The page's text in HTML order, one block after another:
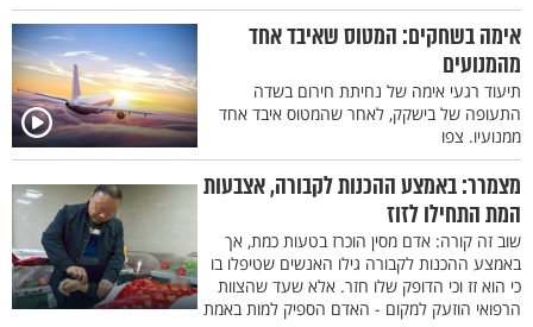
אימה בשחקים: המטוס שאיבד אחד
מהמנועים
תיעוד רגעי אימה של נחיתת חירום בשדה
התעופה של בישקק, לאחר שהמטוס איבד אחד
ממנועיו. צפו
מצמרר: באמצע ההכנות לקבורה, אצבעות
המת התחילו לזוז
שוב זה קורה: אדם מסין הוכרז בטעות כמת, אך
באמצע ההכנות לקבורה גילו האנשים שטיפלו בו
כי הוא זז וכי הדופק שלו חזר. אלא שעד שהצוות
הרפואי הוזעק למקום - האדם הספיק למות באמת